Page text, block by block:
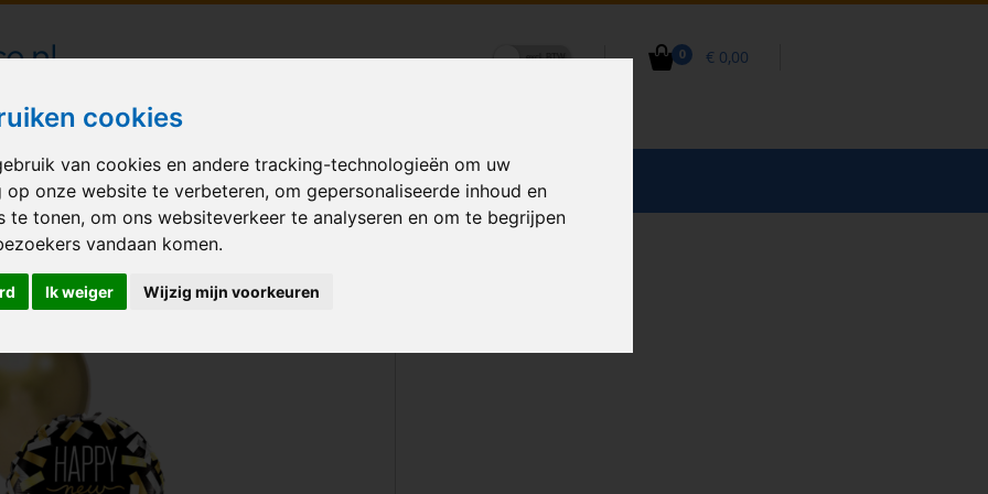
cookies
van cookies en andere tracking-technologieën om uw
op onze website te verbeteren, om gepersonaliseerde inhoud en
te tonen, om ons websiteverkeer te analyseren en om te begrijpen
vandaan komen.
Ik weiger Wijzig mijn voorkeuren
0 € 0,00
bezorgd in heel Nederland
Happy New Year Chrome Confetti
BALLONNEN GELEGENHEID VERHUUR BEDRUKKEN ACCESSOIRES